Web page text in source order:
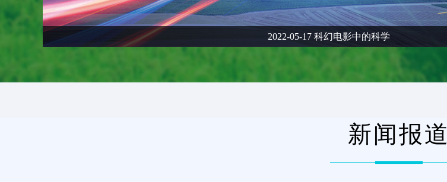
2022-05-17 科幻电影中的科学
新闻报道